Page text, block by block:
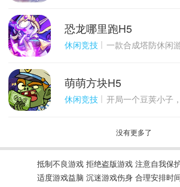
千百度h5
游戏
恐龙哪里跑H5
休闲竞技 一款合成塔防休闲
千百度h5
游戏
萌萌方块H5
休闲竞技 开局一个豆荚小子，你能坚持到
没有更多了
抵制不良游戏 拒绝盗版游戏 注意自我保
适度游戏益脑 沉迷游戏伤身 合理安排时